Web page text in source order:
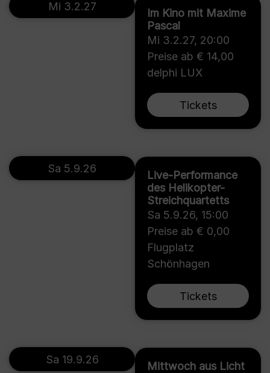
Im Kino mit Maxime
Pascal
Mi 3.2.27, 20:00
Preise ab € 14,00
delphi LUX
Tickets
Mi 3.2.27
Live-Performance
des Helikopter-
Streichquartetts
Sa 5.9.26, 15:00
Preise ab € 0,00
Flugplatz
Schönhagen
Tickets
Sa 5.9.26
Mittwoch aus Licht
Sa 19.9.26